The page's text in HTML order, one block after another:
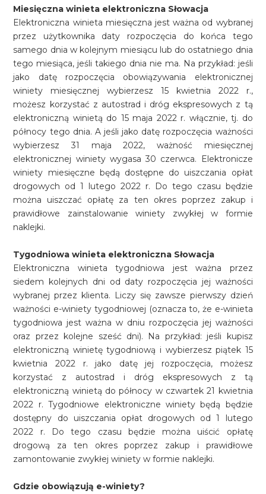
Miesięczna winieta elektroniczna Słowacja
Elektroniczna winieta miesięczna jest ważna od wybranej
przez użytkownika daty rozpoczęcia do końca tego
samego dnia w kolejnym miesiącu lub do ostatniego dnia
tego miesiąca, jeśli takiego dnia nie ma. Na przykład: jeśli
jako datę rozpoczęcia obowiązywania elektronicznej
winiety miesięcznej wybierzesz 15 kwietnia 2022 r.,
możesz korzystać z autostrad i dróg ekspresowych z tą
elektroniczną winietą do 15 maja 2022 r. włącznie, tj. do
północy tego dnia. A jeśli jako datę rozpoczęcia ważności
wybierzesz 31 maja 2022, ważność miesięcznej
elektronicznej winiety wygasa 30 czerwca. Elektronicze
winiety miesięczne będą dostępne do uiszczania opłat
drogowych od 1 lutego 2022 r. Do tego czasu będzie
można uiszczać opłatę za ten okres poprzez zakup i
prawidłowe zainstalowanie winiety zwykłej w formie
naklejki.
Tygodniowa winieta elektroniczna Słowacja
Elektroniczna winieta tygodniowa jest ważna przez
siedem kolejnych dni od daty rozpoczęcia jej ważności
wybranej przez klienta. Liczy się zawsze pierwszy dzień
ważności e-winiety tygodniowej (oznacza to, że e-winieta
tygodniowa jest ważna w dniu rozpoczęcia jej ważności
oraz przez kolejne sześć dni). Na przykład: jeśli kupisz
elektroniczną winietę tygodniową i wybierzesz piątek 15
kwietnia 2022 r. jako datę jej rozpoczęcia, możesz
korzystać z autostrad i dróg ekspresowych z tą
elektroniczną winietą do północy w czwartek 21 kwietnia
2022 r. Tygodniowe elektroniczne winiety będą będzie
dostępny do uiszczania opłat drogowych od 1 lutego
2022 r. Do tego czasu będzie można uiścić opłatę
drogową za ten okres poprzez zakup i prawidłowe
zamontowanie zwykłej winiety w formie naklejki.
Gdzie obowiązują e-winiety?